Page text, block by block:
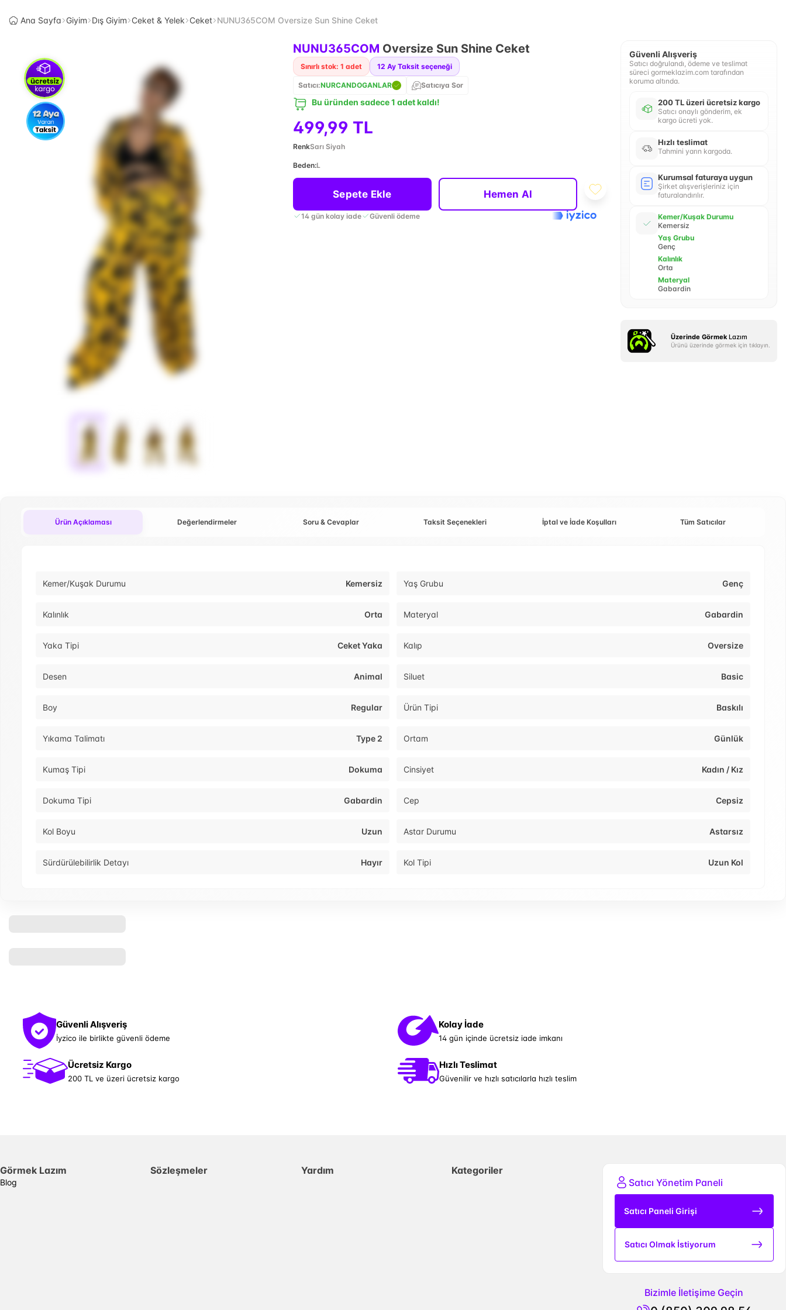
Ana Sayfa Giyim Dış Giyim Ceket & Yelek Ceket NUNU365COM Oversize Sun Shine Ceket
NUNU365COM Oversize Sun Shine Ceket
Sınırlı stok: 1 adet 12 Ay Taksit seçeneği
Satıcı:NURCANDOGANLAR Satıcıya Sor
Bu üründen sadece 1 adet kaldı!
499,99 TL
RenkSarı Siyah
Beden:L
Sepete Ekle Hemen Al
14 gün kolay iade Güvenli ödeme
Güvenli Alışveriş
Satıcı doğrulandı, ödeme ve teslimat
süreci gormeklazim.com tarafından
koruma altında.
200 TL üzeri ücretsiz kargo
Satıcı onaylı gönderim, ek
kargo ücreti yok.
Hızlı teslimat
Tahmini yarın kargoda.
Kurumsal faturaya uygun
Şirket alışverişleriniz için
faturalandırılır.
Kemer/Kuşak Durumu
Kemersiz
Yaş Grubu
Genç
Kalınlık
Orta
Materyal
Gabardin
Üzerinde Görmek Lazım
Ürünü üzerinde görmek için tıklayın.
Ürün Açıklaması Değerlendirmeler Soru & Cevaplar Taksit Seçenekleri İptal ve İade Koşulları Tüm Satıcılar
Kemer/Kuşak Durumu Kemersiz Yaş Grubu Genç
Kalınlık Orta Materyal Gabardin
Yaka Tipi Ceket Yaka Kalıp Oversize
Desen Animal Siluet Basic
Boy Regular Ürün Tipi Baskılı
Yıkama Talimatı Type 2 Ortam Günlük
Kumaş Tipi Dokuma Cinsiyet Kadın / Kız
Dokuma Tipi Gabardin Cep Cepsiz
Kol Boyu Uzun Astar Durumu Astarsız
Sürdürülebilirlik Detayı Hayır Kol Tipi Uzun Kol
Güvenli Alışveriş
İyzico ile birlikte güvenli ödeme
Kolay İade
14 gün içinde ücretsiz iade imkanı
Ücretsiz Kargo
200 TL ve üzeri ücretsiz kargo
Hızlı Teslimat
Güvenilir ve hızlı satıcılarla hızlı teslim
Görmek Lazım
Blog
Sözleşmeler Yardım
Kategoriler
Satıcı Yönetim Paneli
Satıcı Paneli Girişi
Satıcı Olmak İstiyorum
Bizimle İletişime Geçin